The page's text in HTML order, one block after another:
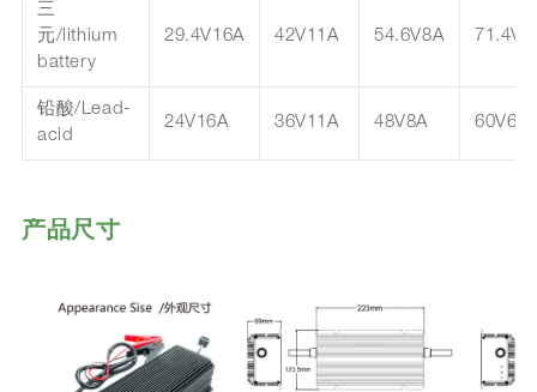
三
元/lithium
battery
29.4V16A 42V11A 54.6V8A
铅酸/Lead-
acid
24V16A 36V11A 48V8A
产品尺寸